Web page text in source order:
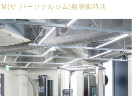
ザ パーソナルジム)新宿御苑店